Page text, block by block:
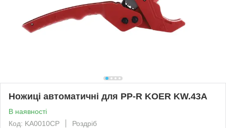
Ножиці автоматичні для PP-R KOER KW.43А
В наявності
Код: KA0010CP
Роздріб